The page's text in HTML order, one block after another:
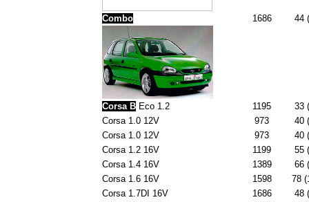
Combo 1686 44
Corsa BEco 1.2 1195
33
Corsa 1.0 12V
973
40
Corsa 1.0 12V
973
40
Corsa 1.2 16V
1199
55
Corsa 1.4 16V
1389
66
Corsa 1.6 16V
1598
78
Corsa 1.7DI 16V
1686
48